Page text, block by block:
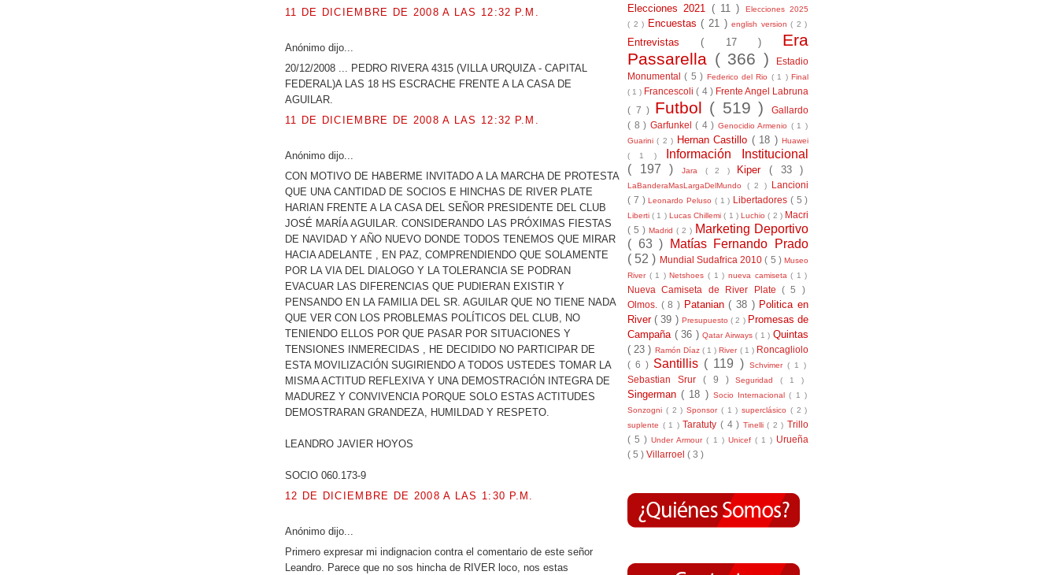
11 DE DICIEMBRE DE 2008 A LAS 12:32 P.M.
Anónimo dijo...
20/12/2008 ... PEDRO RIVERA 4315 (VILLA URQUIZA - CAPITAL
FEDERAL)A LAS 18 HS ESCRACHE FRENTE A LA CASA DE
AGUILAR.
11 DE DICIEMBRE DE 2008 A LAS 12:32 P.M.
Anónimo dijo...
CON MOTIVO DE HABERME INVITADO A LA MARCHA DE PROTESTA
QUE UNA CANTIDAD DE SOCIOS E HINCHAS DE RIVER PLATE
HARIAN FRENTE A LA CASA DEL SEÑOR PRESIDENTE DEL CLUB
JOSÉ MARÍA AGUILAR. CONSIDERANDO LAS PRÓXIMAS FIESTAS
DE NAVIDAD Y AÑO NUEVO DONDE TODOS TENEMOS QUE MIRAR
HACIA ADELANTE , EN PAZ, COMPRENDIENDO QUE SOLAMENTE
POR LA VIA DEL DIALOGO Y LA TOLERANCIA SE PODRAN
EVACUAR LAS DIFERENCIAS QUE PUDIERAN EXISTIR Y
PENSANDO EN LA FAMILIA DEL SR. AGUILAR QUE NO TIENE NADA
QUE VER CON LOS PROBLEMAS POLÍTICOS DEL CLUB, NO
TENIENDO ELLOS POR QUE PASAR POR SITUACIONES Y
TENSIONES INMERECIDAS , HE DECIDIDO NO PARTICIPAR DE
ESTA MOVILIZACIÓN SUGIRIENDO A TODOS USTEDES TOMAR LA
MISMA ACTITUD REFLEXIVA Y UNA DEMOSTRACIÓN INTEGRA DE
MADUREZ Y CONVIVENCIA PORQUE SOLO ESTAS ACTITUDES
DEMOSTRARAN GRANDEZA, HUMILDAD Y RESPETO.
LEANDRO JAVIER HOYOS
SOCIO 060.173-9
12 DE DICIEMBRE DE 2008 A LAS 1:30 P.M.
Anónimo dijo...
Primero expresar mi indignacion contra el comentario de este señor
Leandro. Parece que no sos hincha de RIVER loco, nos estas
Elecciones 2021 ( 11 )
Elecciones 2025
( 2 )
Encuestas( 21 )english version( 2 )
Entrevistas( 17 ) Era
Passarella ( 366 )
Estadio
Monumental( 5 ) Federico del Rio ( 1 )Final
( 1 ) Francescoli( 4 ) Frente Angel Labruna
( 7 ) Futbol ( 519 )Gallardo
( 8 ) Garfunkel ( 4 ) Genocidio Armenio ( 1 )
Guarini( 2 ) Hernan Castillo ( 18 )Huawei
( 1 )
Información Institucional
( 197 )
Jara ( 2 ) Kiper( 33 )
LaBanderaMasLargaDelMundo ( 2 ) Lancioni
( 7 )Leonardo Peluso ( 1 ) Libertadores ( 5 )
Liberti( 1 ) Lucas Chillemi( 1 )Luchio( 2 ) Macri
( 5 ) Madrid ( 2 ) Marketing Deportivo
( 63 )
Matías Fernando Prado
( 52 ) Mundial Sudafrica 2010( 5 )Museo
River ( 1 )Netshoes( 1 ) nueva camiseta( 1 )
Nueva Camiseta de River Plate ( 5 )
Olmos. ( 8 ) Patanian( 38 ) Politica en
River( 39 ) Presupuesto( 2 ) Promesas de
Campaña ( 36 )Qatar Airways( 1 )Quintas
( 23 ) Ramón Díaz ( 1 )River ( 1 ) Roncagliolo
( 6 ) Santillis ( 119 ) Schvimer ( 1 )
Sebastian Srur ( 9 )Seguridad( 1 )
Singerman( 18 ) Socio Internacional( 1 )
Sonzogni ( 2 ) Sponsor ( 1 ) superclásico ( 2 )
suplente ( 1 ) Taratuty ( 4 ) Tinelli( 2 ) Trillo
( 5 )Under Armour( 1 ) Unicef ( 1 ) Urueña
( 5 ) Villarroel ( 3 )